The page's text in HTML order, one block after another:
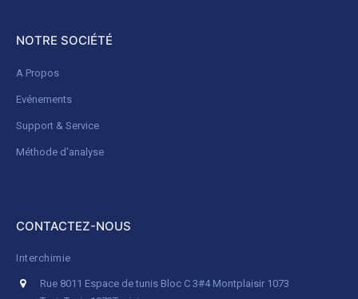
NOTRE SOCIÉTÉ
A Propos
Evénements
Support & Service
Méthode d'analyse
CONTACTEZ-NOUS
Interchimie
Rue 8011 Espace de tunis Bloc C 3#4 Montplaisir 1073